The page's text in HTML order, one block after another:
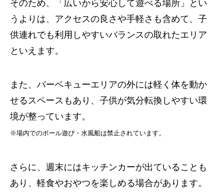
そのため、「広いから安心して遊べる場所」とい
うよりは、アクセスの良さや手軽さも含めて、子
供連れでも利用しやすいバランスの取れたエリア
といえます。
また、バーベキューエリアの外には軽く体を動か
せるスペースもあり、子供が気分転換しやすい環
境が整っています。
※場内でのボール遊び・水風船は禁止されています。
さらに、週末にはキッチンカーが出ていることも
あり、軽食やおやつを楽しめる場合があります。